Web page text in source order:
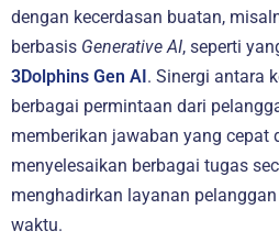
dengan kecerdasan buatan,
berbasis Generative AI, seperti
3Dolphins Gen AI. Sinergi antara
berbagai permintaan dari
memberikan jawaban yang cepat
menyelesaikan berbagai tugas
menghadirkan layanan
waktu.